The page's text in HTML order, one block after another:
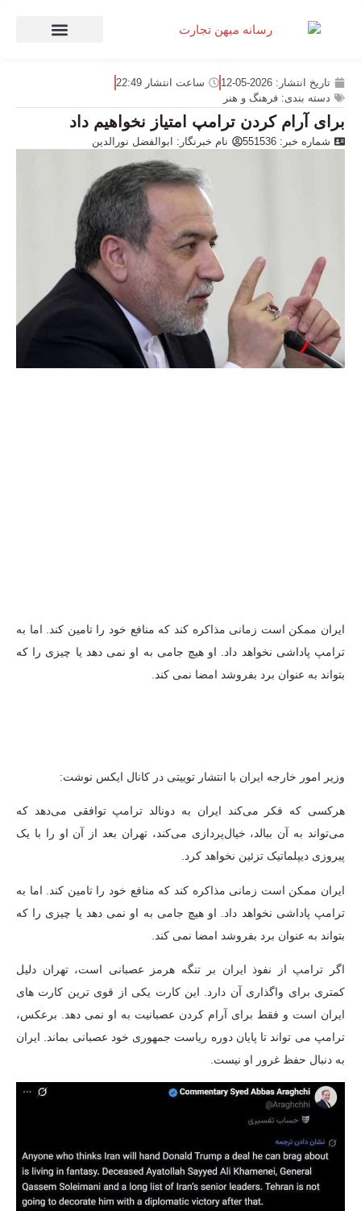
تاریخ انتشار: 2026-05-12 ساعت انتشار 22:49
دسته بندی: فرهنگ و هنر
برای آرام کردن ترامپ امتیاز نخواهیم داد
شماره خبر: 551536 نام خبرنگار: ابوالفضل نورالدین
ایران ممکن است زمانی مذاکره کند که منافع خود را تامین کند. اما به
ترامپ پاداشی نخواهد داد. او هیچ جامی به او نمی دهد یا چیزی را که
بتواند به عنوان برد بفروشد امضا نمی کند.
وزیر امور خارجه ایران با انتشار توییتی در کانال ایکس نوشت:
هرکسی که فکر می‌کند ایران به دونالد ترامپ توافقی می‌دهد که
می‌تواند به آن ببالد، خیال‌پردازی می‌کند، تهران بعد از آن او را با یک
پیروزی دیپلماتیک تزئین نخواهد کرد.
ایران ممکن است زمانی مذاکره کند که منافع خود را تامین کند. اما به
ترامپ پاداشی نخواهد داد. او هیچ جامی به او نمی دهد یا چیزی را که
بتواند به عنوان برد بفروشد امضا نمی کند.
اگر ترامپ از نفوذ ایران بر تنگه هرمز عصبانی است، تهران دلیل
کمتری برای واگذاری آن دارد. این کارت یکی از قوی ترین کارت های
ایران است و فقط برای آرام کردن عصبانیت به او نمی دهد. برعکس،
ترامپ می تواند تا پایان دوره ریاست جمهوری خود عصبانی بماند. ایران
به دنبال حفظ غرور او نیست.